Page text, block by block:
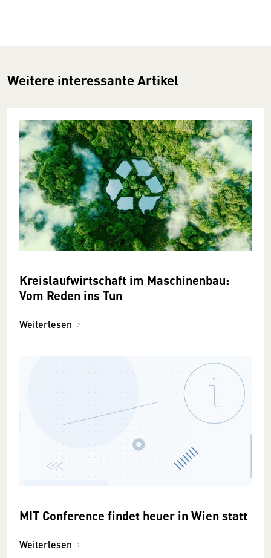
Weitere interessante Artikel
Kreislaufwirtschaft im Maschinenbau:
Vom Reden ins Tun
Weiterlesen
MIT Conference findet heuer in Wien statt
Weiterlesen